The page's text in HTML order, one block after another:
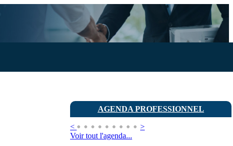
AGENDA PROFESSIONNEL
<
>
Voir tout l'agenda...